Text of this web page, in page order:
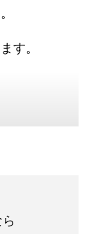
す。